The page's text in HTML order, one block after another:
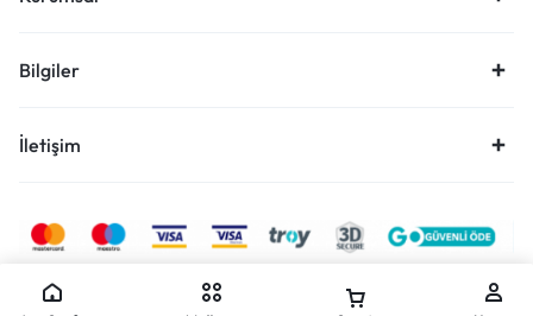
Bilgiler
İletişim